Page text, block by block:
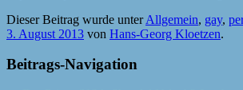
Dieser Beitrag wurde unterAllgemein, gay,
3. August 2013 von Hans-Georg Kloetzen.
Beitrags-Navigation